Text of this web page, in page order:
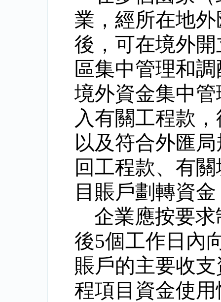
業，經所在地
後，可在境外
區集中管理和
境外資金集中
入有關工程款
以及符合外匯
回工程款、有
目賬戶劃轉資
企業應按要
後5個工作日內
賬戶的主要收
程項目資金使